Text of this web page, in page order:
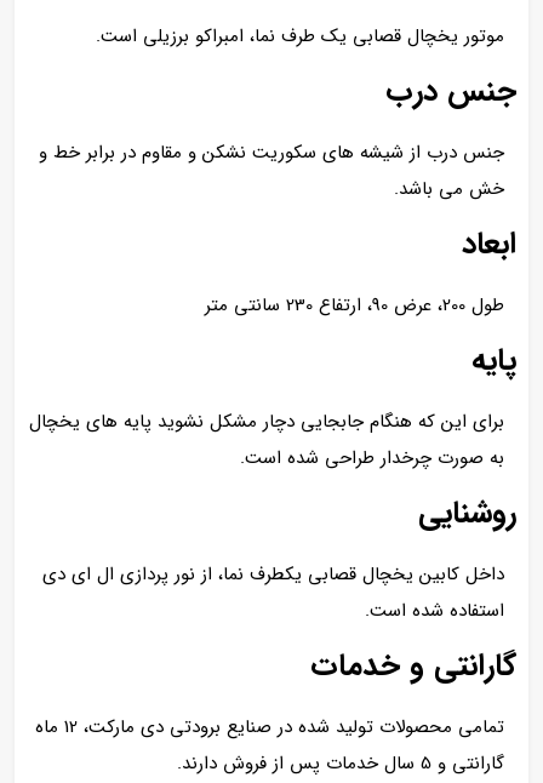
موتور یخچال قصابی یک طرف نما، امبراکو برزیلی است.
جنس درب
جنس درب از شیشه های سکوریت نشکن و مقاوم در برابر خط و
خش می باشد.
ابعاد
طول 200، عرض 90، ارتفاع 230 سانتی متر
پایه
برای این که هنگام جابجایی دچار مشکل نشوید پایه های یخچال
به صورت چرخدار طراحی شده است.
روشنایی
داخل کابین یخچال قصابی یکطرف نما، از نور پردازی ال ای دی
استفاده شده است.
گارانتی و خدمات
تمامی محصولات تولید شده در صنایع برودتی دی مارکت، 12 ماه
گارانتی و 5 سال خدمات پس از فروش دارند.